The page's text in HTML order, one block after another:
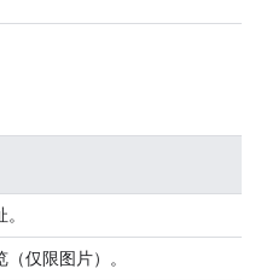
仅限图片）。